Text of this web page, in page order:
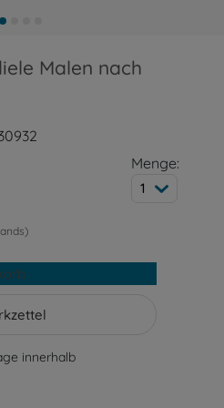
Malen nach
Menge:
1
innerhalb